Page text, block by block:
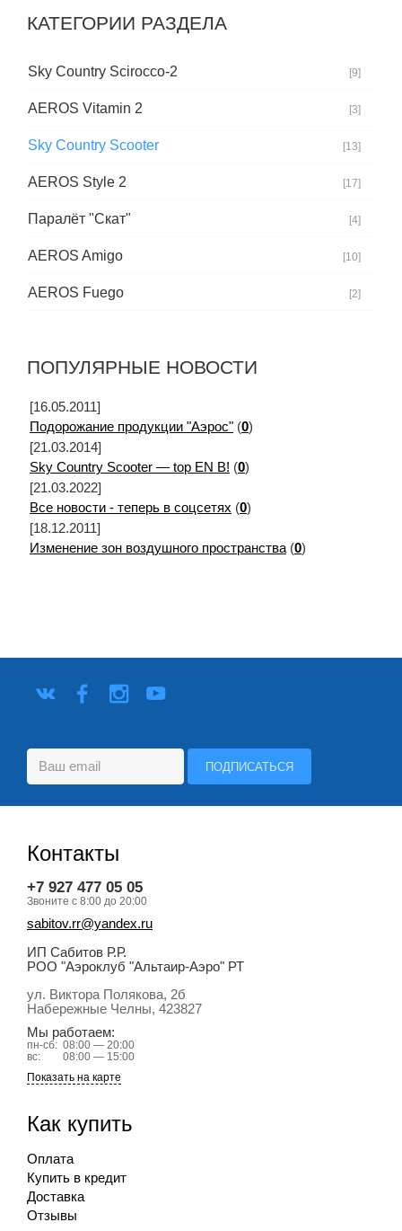
КАТЕГОРИИ РАЗДЕЛА
Sky Country Scirocco-2 [9]
AEROS Vitamin 2 [3]
Sky Country Scooter [13]
AEROS Style 2 [17]
Паралёт "Скат" [4]
AEROS Amigo [10]
AEROS Fuego [2]
ПОПУЛЯРНЫЕ НОВОСТИ
[16.05.2011]
Подорожание продукции "Аэрос" (0)
[21.03.2014]
Sky Country Scooter — top EN B! (0)
[21.03.2022]
Все новости - теперь в соцсетях (0)
[18.12.2011]
Изменение зон воздушного пространства (0)
Контакты
+7 927 477 05 05
Звоните с 8:00 до 20:00
sabitov.rr@yandex.ru
ИП Сабитов Р.Р.
РОО "Аэроклуб "Альтаир-Аэро" РТ
ул. Виктора Полякова, 2б
Набережные Челны, 423827
Мы работаем:
пн-сб: 08:00 — 20:00
вс:
08:00 — 15:00
Показать на карте
Как купить
Оплата
Купить в кредит
Доставка
Отзывы